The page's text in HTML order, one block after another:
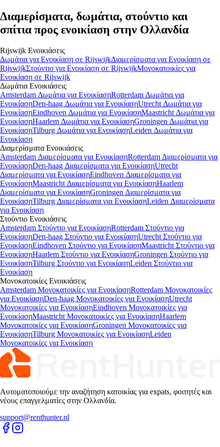
Διαμερίσματα, δωμάτια, στούντιο και
σπίτια προς ενοικίαση στην Ολλανδία
Rijswijk Ενοικιάσεις
Δωμάτια για Ενοικίαση σε RijswijkΔιαμερίσματα για Ενοικίαση σε
RijswijkΣτούντιο για Ενοικίαση σε RijswijkΜονοκατοικίες για
Ενοικίαση σε Rijswijk
Δωμάτια Ενοικιάσεις
Amsterdam Δωμάτια για ΕνοικίασηRotterdam Δωμάτια για
ΕνοικίασηDen-haag Δωμάτια για ΕνοικίασηUtrecht Δωμάτια για
ΕνοικίασηEindhoven Δωμάτια για ΕνοικίασηMaastricht Δωμάτια για
ΕνοικίασηHaarlem Δωμάτια για ΕνοικίασηGroningen Δωμάτια για
ΕνοικίασηTilburg Δωμάτια για ΕνοικίασηLeiden Δωμάτια για
Ενοικίαση
Διαμερίσματα Ενοικιάσεις
Amsterdam Διαμερίσματα για ΕνοικίασηRotterdam Διαμερίσματα για
ΕνοικίασηDen-haag Διαμερίσματα για ΕνοικίασηUtrecht
Διαμερίσματα για ΕνοικίασηEindhoven Διαμερίσματα για
ΕνοικίασηMaastricht Διαμερίσματα για ΕνοικίασηHaarlem
Διαμερίσματα για ΕνοικίασηGroningen Διαμερίσματα για
ΕνοικίασηTilburg Διαμερίσματα για ΕνοικίασηLeiden Διαμερίσματα
για Ενοικίαση
Στούντιο Ενοικιάσεις
Amsterdam Στούντιο για ΕνοικίασηRotterdam Στούντιο για
ΕνοικίασηDen-haag Στούντιο για ΕνοικίασηUtrecht Στούντιο για
ΕνοικίασηEindhoven Στούντιο για ΕνοικίασηMaastricht Στούντιο για
ΕνοικίασηHaarlem Στούντιο για ΕνοικίασηGroningen Στούντιο για
ΕνοικίασηTilburg Στούντιο για ΕνοικίασηLeiden Στούντιο για
Ενοικίαση
Μονοκατοικίες Ενοικιάσεις
Amsterdam Μονοκατοικίες για ΕνοικίασηRotterdam Μονοκατοικίες
για ΕνοικίασηDen-haag Μονοκατοικίες για ΕνοικίασηUtrecht
Μονοκατοικίες για ΕνοικίασηEindhoven Μονοκατοικίες για
ΕνοικίασηMaastricht Μονοκατοικίες για ΕνοικίασηHaarlem
Μονοκατοικίες για ΕνοικίασηGroningen Μονοκατοικίες για
ΕνοικίασηTilburg Μονοκατοικίες για ΕνοικίασηLeiden
Μονοκατοικίες για Ενοικίαση
Αυτοματοποιούμε την αναζήτηση κατοικίας για expats, φοιτητές και
νέους επαγγελματίες στην Ολλανδία.
support@renthunter.nl